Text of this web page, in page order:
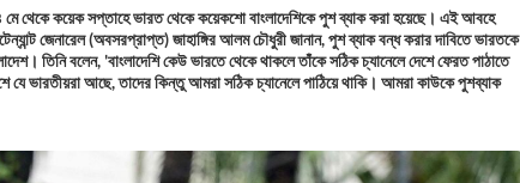
মে থেকে কয়েক সপ্তাহে ভারত থেকে কয়েকশো বাংলাদেশিকে পুশ ব্যাক করা হয়েছে। এই আবহে
জেনারেল (অবসরপ্রাপ্ত) জাহাঙ্গির আলম চৌধুরী জানান, পুশ ব্যাক বন্ধ করার দাবিতে ভারতকে
তিনি বলেন, 'বাংলাদেশি কেউ ভারতে থেকে থাকলে তাঁকে সঠিক চ্যানেলে দেশে ফেরত পাঠাতে
যে ভারতীয়রা আছে, তাদের কিন্তু আমরা সঠিক চ্যানেলে পাঠিয়ে থাকি। আমরা কাউকে পুশব্যাক